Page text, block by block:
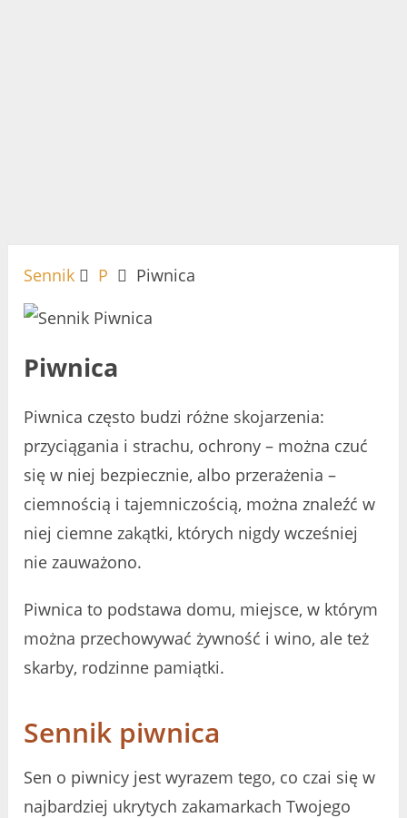
Sennik P Piwnica
Piwnica
Piwnica często budzi różne skojarzenia:
przyciągania i strachu, ochrony – można czuć
się w niej bezpiecznie, albo przerażenia –
ciemnością i tajemniczością, można znaleźć w
niej ciemne zakątki, których nigdy wcześniej
nie zauważono.
Piwnica to podstawa domu, miejsce, w którym
można przechowywać żywność i wino, ale też
skarby, rodzinne pamiątki.
Sennik piwnica
Sen o piwnicy jest wyrazem tego, co czai się w
najbardziej ukrytych zakamarkach Twojego